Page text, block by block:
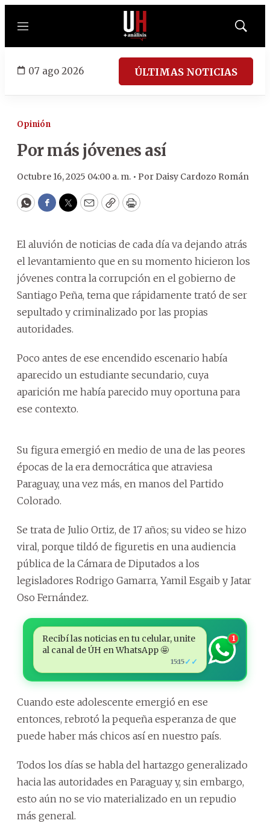
Menú
Mostrar
07 ago 2026 ÚLTIMAS NOTICIAS
Opinión
Por más jóvenes así
Octubre 16, 2025 04:00 a. m. • PorDaisy Cardozo Román
WhatsApp
Facebook
Twitter
EmailCopyPrint
El aluvión de noticias de cada día va dejando atrás
el levantamiento que en su momento hicieron los
jóvenes contra la corrupción en el gobierno de
Santiago Peña, tema que rápidamente trató de ser
sepultado y criminalizado por las propias
autoridades.
Poco antes de ese encendido escenario había
aparecido un estudiante secundario, cuya
aparición me había parecido muy oportuna para
ese contexto.
Su figura emergió en medio de una de las peores
épocas de la era democrática que atraviesa
Paraguay, una vez más, en manos del Partido
Colorado.
Se trata de Julio Ortiz, de 17 años; su video se hizo
viral, porque tildó de figuretis en una audiencia
pública de la Cámara de Diputados a los
legisladores Rodrigo Gamarra, Yamil Esgaib y Jatar
Oso Fernández.
Recibí las noticias en tu celular, unite
al canal de ÚH en WhatsApp 🤩
15:15✓✓
1
Cuando este adolescente emergió en ese
entonces, rebrotó la pequeña esperanza de que
puede haber más chicos así en nuestro país.
Todos los días se habla del hartazgo generalizado
hacia las autoridades en Paraguay y, sin embargo,
esto aún no se vio materializado en un repudio
más general.